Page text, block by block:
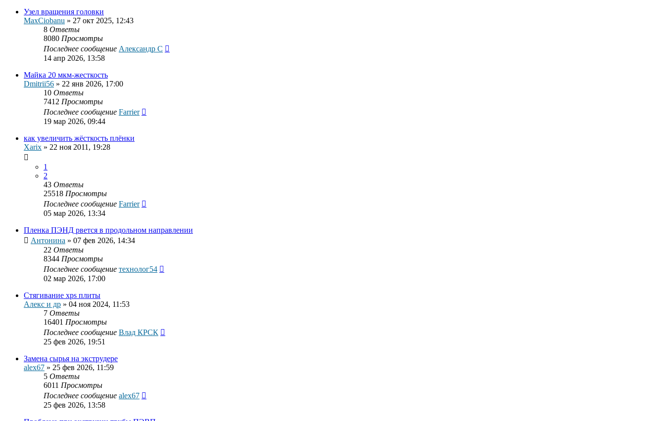
Узел вращения головки
MaxCiobanu » 27 окт 2025, 12:43
8 Ответы
8080 Просмотры
Последнее сообщение Александр С
14 апр 2026, 13:58
Майка 20 мкм-жесткость
Dmitrii56 » 22 янв 2026, 17:00
10 Ответы
7412 Просмотры
Последнее сообщение Farrier
19 мар 2026, 09:44
как увеличить жёсткость плёнки
Xarix » 22 ноя 2011, 19:28
1
2
43 Ответы
25518 Просмотры
Последнее сообщение Farrier
05 мар 2026, 13:34
Пленка ПЭНД рвется в продольном направлении
Антонина » 07 фев 2026, 14:34
22 Ответы
8344 Просмотры
Последнее сообщение технолог54
02 мар 2026, 17:00
Стягивание xps плиты
Алекс и др » 04 ноя 2024, 11:53
7 Ответы
16401 Просмотры
Последнее сообщение Влад КРСК
25 фев 2026, 19:51
Замена сырья на экструдере
alex67 » 25 фев 2026, 11:59
5 Ответы
6011 Просмотры
Последнее сообщение alex67
25 фев 2026, 13:58